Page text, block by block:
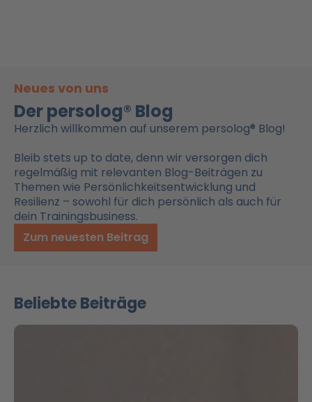
Neues von uns
Der persolog® Blog
Herzlich willkommen auf unserem persolog® Blog!
Bleib stets up to date, denn wir versorgen dich
regelmäßig mit relevanten Blog-Beiträgen zu
Themen wie Persönlichkeitsentwicklung und
Resilienz – sowohl für dich persönlich als auch für
dein Trainingsbusiness.
Zum neuesten Beitrag
Beliebte Beiträge